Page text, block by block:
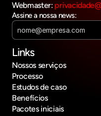
Webmaster:
Assine a nossa news:
Links
Nossos serviços
Processo
Estudos de caso
Benefícios
Pacotes iniciais